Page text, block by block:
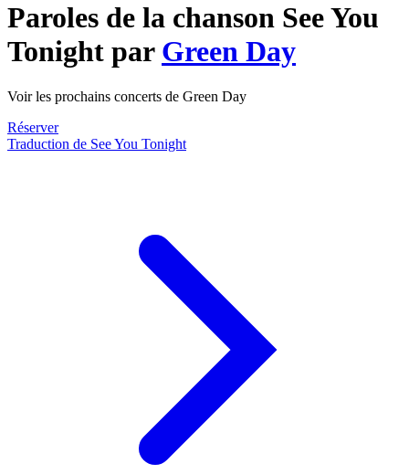
Paroles de la chanson See You
Tonight par Green Day
Voir les prochains concerts de Green Day
Réserver
Traduction de See You Tonight